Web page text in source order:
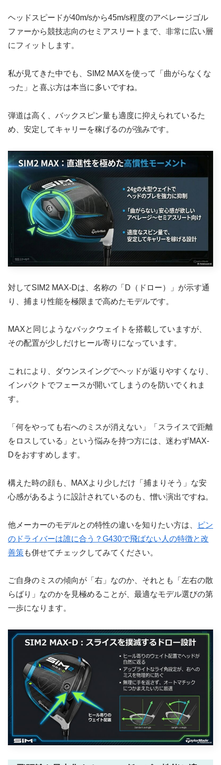
ヘッドスピードが40m/sから45m/s程度のアベレージゴル
ファーから競技志向のセミアスリートまで、非常に広い層
にフィットします。
私が見てきた中でも、SIM2 MAXを使って「曲がらなくな
った」と喜ぶ方は本当に多いですね。
弾道は高く、バックスピン量も適度に抑えられているた
め、安定してキャリーを稼げるのが強みです。
対してSIM2 MAX-Dは、名称の「D（ドロー）」が示す通
り、捕まり性能を極限まで高めたモデルです。
MAXと同じようなバックウェイトを搭載していますが、
その配置が少しだけヒール寄りになっています。
これにより、ダウンスイングでヘッドが返りやすくなり、
インパクトでフェースが開いてしまうのを防いでくれま
す。
「何をやっても右へのミスが消えない」「スライスで距離
をロスしている」という悩みを持つ方には、迷わずMAX-
Dをおすすめします。
構えた時の顔も、MAXより少しだけ「捕まりそう」な安
心感があるように設計されているのも、憎い演出ですね。
他メーカーのモデルとの特性の違いを知りたい方は、
ピン
のドライバーは誰に合う？G430で飛ばない人の特徴と改
善策も併せてチェックしてみてください。
ご自身のミスの傾向が「右」なのか、それとも「左右の散
らばり」なのかを見極めることが、最適なモデル選びの第
一歩になります。